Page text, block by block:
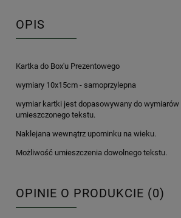
OPIS
Kartka do Box'u Prezentowego
wymiary 10x15cm - samoprzylepna
wymiar kartki jest dopasowywany do wymiarów
umieszczonego tekstu.
Naklejana wewnątrz upominku na wieku.
Możliwość umieszczenia dowolnego tekstu.
OPINIE O PRODUKCIE (0)